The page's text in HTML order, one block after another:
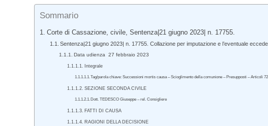
Sommario
Corte di Cassazione, civile, Sentenza|21 giugno 2023| n. 17755.
Sentenza|21 giugno 2023| n. 17755. Collazione per imputazione e l’eventuale
Data udienza 27 febbraio 2023
Integrale
Tag/parola chiave: Successioni mortis causa – Scioglimento della comunione – Presupposti – Articoli
SEZIONE SECONDA CIVILE
Dott. TEDESCO Giuseppe – rel. Consigliere
FATTI DI CAUSA
RAGIONI DELLA DECISIONE